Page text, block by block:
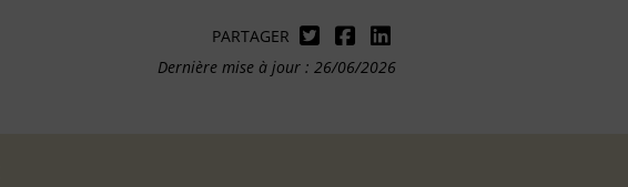
PARTAGER
Dernière mise à jour : 26/06/2026